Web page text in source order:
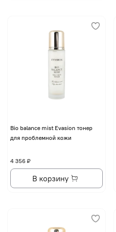
Bio balance mist Evasion тонер
для проблемной кожи
4 356 ₽
В корзину